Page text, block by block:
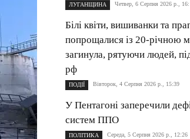
ЛУГАНЩИНА Четвер, 6 Серпня 2026 р.,
Білі квіти, вишиванки та
попрощалися із 20-річною
загинула, рятуючи людей,
рф
ПОДІЇ Вівторок, 4 Серпня 2026 р., 15:39
У Пентагоні заперечили
систем ППО
ПОЛІТИКА Середа, 5 Серпня 2026 р., 12:26